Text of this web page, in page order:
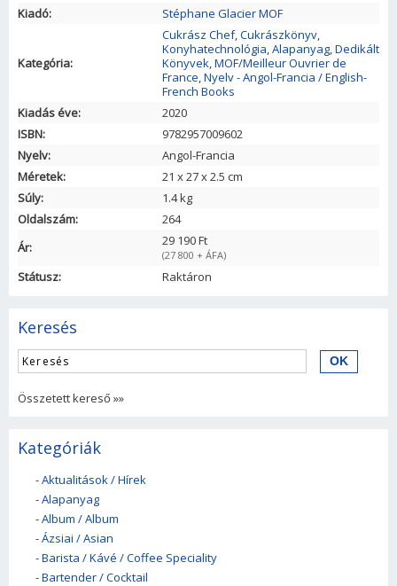
Kiadó:
Stéphane Glacier MOF
Kategória:
Cukrász Chef,Cukrászkönyv,
Konyhatechnológia,Alapanyag,Dedikált
Könyvek,MOF/Meilleur Ouvrier de
France,Nyelv - Angol-Francia / English-
French Books
Kiadás éve:
2020
ISBN:
9782957009602
Nyelv:
Angol-Francia
Méretek:
21 x27x2.5 cm
Súly:
1.4 kg
Oldalszám:
264
Ár:
29 190 Ft
(27 800 + ÁFA)
Státusz: Raktáron
Keresés
Összetett kereső »»
Kategóriák
-Aktualitások / Hírek
-Alapanyag
-Album / Album
-Ázsiai / Asian
-Barista / Kávé / Coffee Speciality
-Bartender / Cocktail